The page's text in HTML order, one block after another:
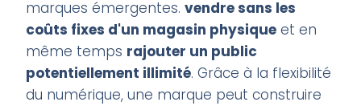
marques émergentes.vendre sans les
coûts fixes d'un magasin physique et en
même temps rajouter un public
potentiellement illimité. Grâce à la flexibilité
du numérique, une marque peut construire